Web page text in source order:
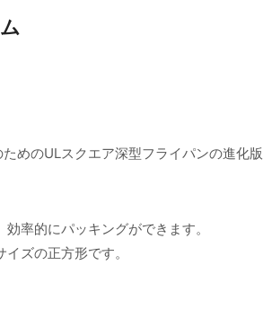
めのULスクエア深型フライパンの進化版
率的にパッキングができます。
ズの正方形です。